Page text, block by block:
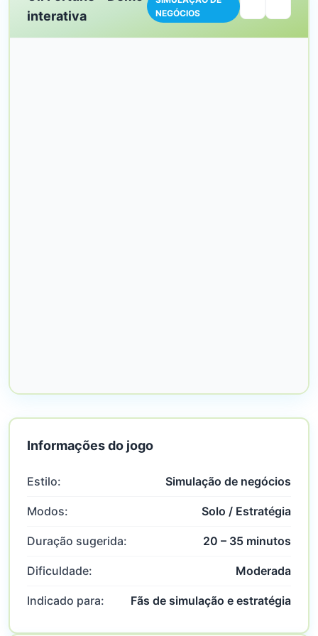
interativa
NEGÓCIOS
Informações do jogo
Estilo: Simulação de negócios
Modos: Solo / Estratégia
Duração sugerida: 20 – 35 minutos
Dificuldade: Moderada
Indicado para: Fãs de simulação e estratégia